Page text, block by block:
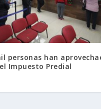
personas han
Impuesto Predial